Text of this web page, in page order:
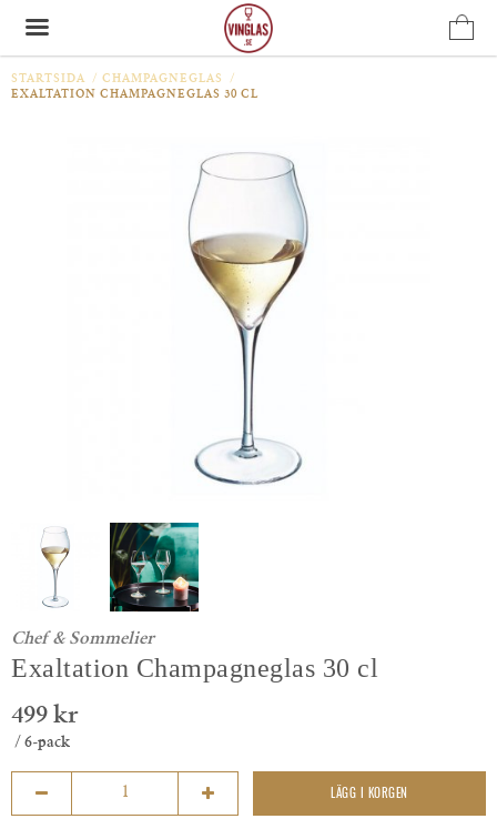
Produkten har blivit tillagd i varukorgen
STARTSIDA / CHAMPAGNEGLAS
/
EXALTATION CHAMPAGNEGLAS 30 CL
Chef & Sommelier
Exaltation Champagneglas 30 cl
499 kr
/ 6-pack
LÄGG I KORGEN